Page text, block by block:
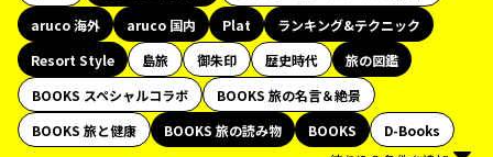
aruco 海外
aruco 国内 Plat
ランキング&テクニック
Resort Style
島旅 御朱印 歴史時代
旅の図鑑
BOOKS スペシャルコラボ
BOOKS 旅の名言＆絶景
BOOKS 旅と健康
BOOKS 旅の読み物 BOOKS
D-Books